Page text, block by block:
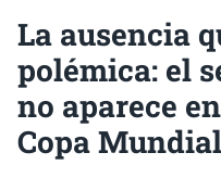
La ausencia
polémica: el
no aparece
Copa